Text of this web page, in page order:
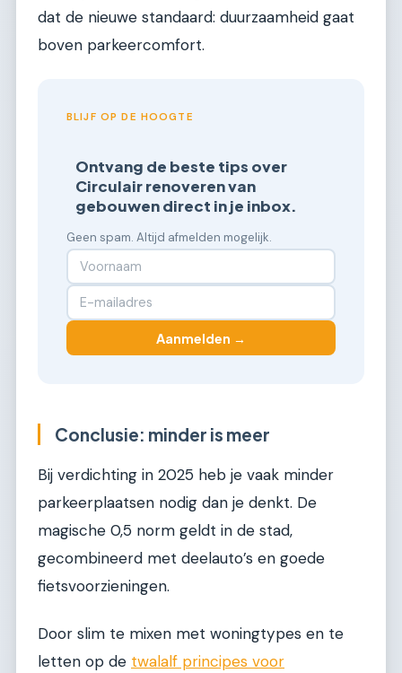
dat de nieuwe standaard: duurzaamheid gaat
boven parkeercomfort.
BLIJF OP DE HOOGTE
Ontvang de beste tips over
Circulair renoveren van
gebouwen direct in je inbox.
Geen spam. Altijd afmelden mogelijk.
Aanmelden →
Conclusie: minder is meer
Bij verdichting in 2025 heb je vaak minder
parkeerplaatsen nodig dan je denkt. De
magische 0,5 norm geldt in de stad,
gecombineerd met deelauto’s en goede
fietsvoorzieningen.
Door slim te mixen met woningtypes en te
letten op de twalalf principes voor